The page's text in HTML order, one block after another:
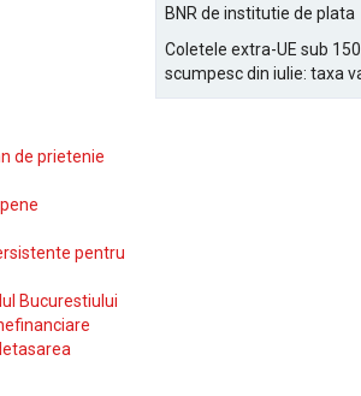
de prietenie
pentru
Bucurestiului
BNR de institutie de plata
Coletele extra-UE sub
scumpesc din iulie: taxa
pe articol, adaugata la